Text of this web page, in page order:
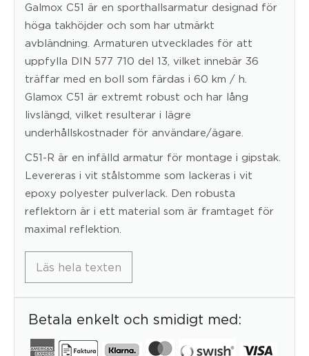
Galmox C51 är en sporthallsarmatur designad för
höga takhöjder och som har utmärkt
avbländning. Armaturen utvecklades för att
uppfylla DIN 577 710 del 13, vilket innebär 36
träffar med en boll som färdas i 60 km / h.
Glamox C51 är extremt robust och har lång
livslängd, vilket resulterar i lägre
underhållskostnader för användare/ägare.
C51-R är en infälld armatur för montage i gipstak.
Levereras i vit stålstomme som lackeras i vit
epoxy polyester pulverlack. Den robusta
reflektorn är i ett material som är framtaget för
maximal reflektion.
Läs hela texten
Betala enkelt och smidigt med: